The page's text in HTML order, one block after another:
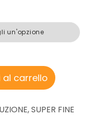
al carrello
,SUPER FINE